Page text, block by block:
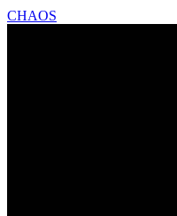
CHAOS